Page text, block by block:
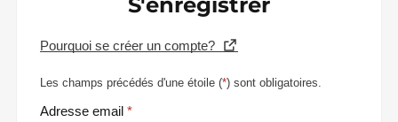
S'enregistrer
Pourquoi se créer un compte?
Les champs précédés d'une étoile (*) sont obligatoires.
Adresse email